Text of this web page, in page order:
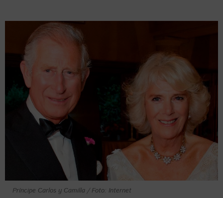
Príncipe Carlos y Camilla / Foto: Internet